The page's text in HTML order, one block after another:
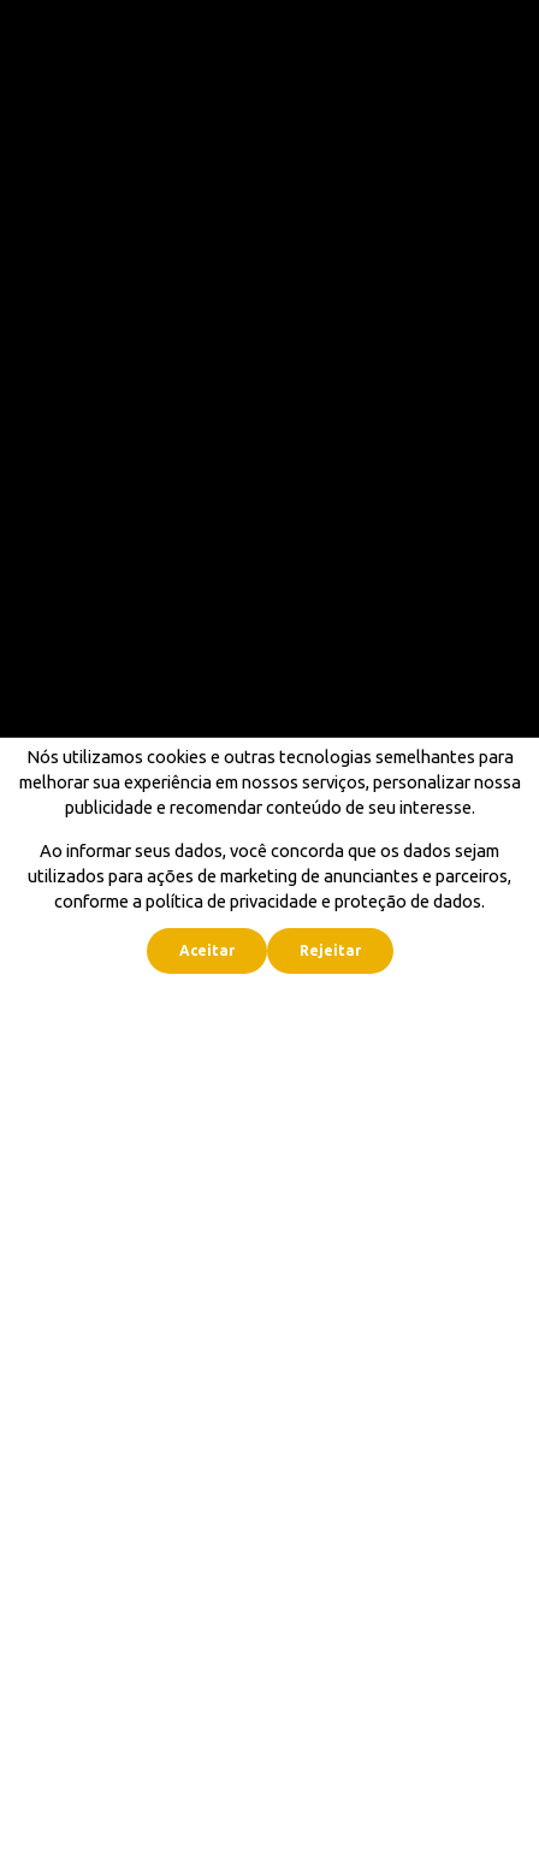
Nós utilizamos cookies e outras tecnologias semelhantes para
melhorar sua experiência em nossos serviços, personalizar nossa
publicidade e recomendar conteúdo de seu interesse.
Ao informar seus dados, você concorda que os dados sejam
utilizados para ações de marketing de anunciantes e parceiros,
conforme a política de privacidade e proteção de dados.
Aceitar Rejeitar